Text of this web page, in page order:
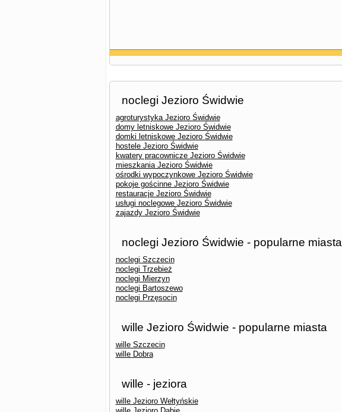
noclegi Jezioro Świdwie
agroturystyka Jezioro Świdwie
domy letniskowe Jezioro Świdwie
domki letniskowe Jezioro Świdwie
hostele Jezioro Świdwie
kwatery pracownicze Jezioro Świdwie
mieszkania Jezioro Świdwie
ośrodki wypoczynkowe Jezioro Świdwie
pokoje gościnne Jezioro Świdwie
restauracje Jezioro Świdwie
usługi noclegowe Jezioro Świdwie
zajazdy Jezioro Świdwie
noclegi Jezioro Świdwie - popularne miasta
noclegi Szczecin
noclegi Trzebież
noclegi Mierzyn
noclegi Bartoszewo
noclegi Przęsocin
wille Jezioro Świdwie - popularne miasta
wille Szczecin
wille Dobra
wille - jeziora
wille Jezioro Wełtyńskie